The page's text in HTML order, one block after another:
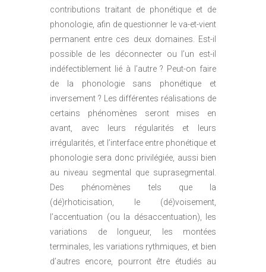
contributions traitant de phonétique et de
phonologie, afin de questionner le va-et-vient
permanent entre ces deux domaines. Est-il
possible de les déconnecter ou l’un est-il
indéfectiblement lié à l’autre ? Peut-on faire
de la phonologie sans phonétique et
inversement ? Les différentes réalisations de
certains phénomènes seront mises en
avant, avec leurs régularités et leurs
irrégularités, et l’interface entre phonétique et
phonologie sera donc privilégiée, aussi bien
au niveau segmental que suprasegmental.
Des phénomènes tels que la
(dé)rhoticisation, le (dé)voisement,
l’accentuation (ou la désaccentuation), les
variations de longueur, les montées
terminales, les variations rythmiques, et bien
d’autres encore, pourront être étudiés au